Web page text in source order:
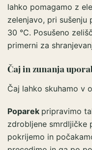
lahko pomagamo z
zelenjavo, pri sušenju
30 °C. Posušeno
primerni za
Čaj in zunanja
Čaj lahko skuhamo v
Poparek pripravimo
zdrobljene smrdljičke
pokrijemo in